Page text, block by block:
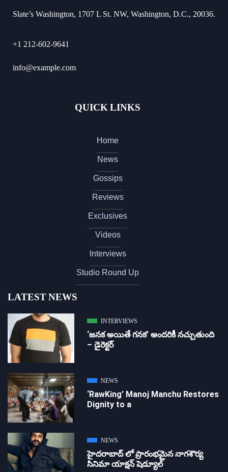
Slate’s Washington, 1707 L St. NW, Washington, D.C., 20036.
+1 212-602-9641
info@example.com
QUICK LINKS
Home
News
Gossips
Reviews
Exclusives
Videos
Interviews
Studio Round Up
LATEST NEWS
INTERVIEWS
‘జ‌న‌క అయితే గ‌న‌క‌’ అందరికీ నచ్చుతుంది
– డైరెక్ట‌ర్
NEWS
‘RawKing’ Manoj Manchu Restores
Dignity to a
NEWS
హైదరాబాద్ లో ప్రారంభమైన నాగశౌర్య
సినిమా యాక్షన్ షెడ్యూల్